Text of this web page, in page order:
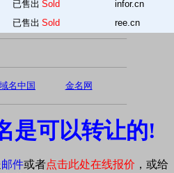
已售出 Sold
infor.cn
已售出 Sold ree.cn
域名中国 金名网
是可以转让的!
邮件或者点击此处在线报价 ，或给